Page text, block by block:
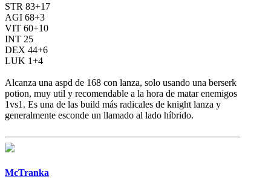
STR 83+17
AGI 68+3
VIT 60+10
INT 25
DEX 44+6
LUK 1+4
Alcanza una aspd de 168 con lanza, solo usando una berserk
potion, muy util y recomendable a la hora de matar enemigos
1vs1. Es una de las build más radicales de knight lanza y
generalmente esconde un llamado al lado híbrido.
McTranka